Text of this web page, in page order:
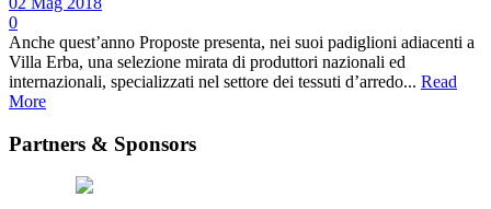
0
Anche quest’anno Proposte presenta, nei suoi padiglioni adiacenti a
Villa Erba, una selezione mirata di produttori nazionali ed
internazionali, specializzati nel settore dei tessuti d’arredo... Read
More
Partners & Sponsors